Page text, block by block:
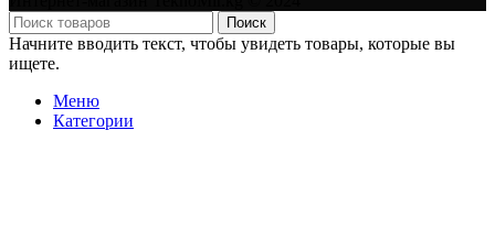
Поиск
Начните вводить текст, чтобы увидеть товары, которые вы
ищете.
Меню
Категории